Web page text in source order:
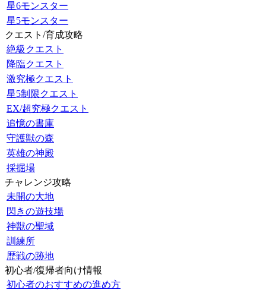
星6モンスター
星5モンスター
クエスト/育成攻略
絶級クエスト
降臨クエスト
激究極クエスト
星5制限クエスト
EX/超究極クエスト
追憶の書庫
守護獣の森
英雄の神殿
採掘場
チャレンジ攻略
未開の大地
閃きの遊技場
神獣の聖域
訓練所
歴戦の跡地
初心者/復帰者向け情報
初心者のおすすめの進め方